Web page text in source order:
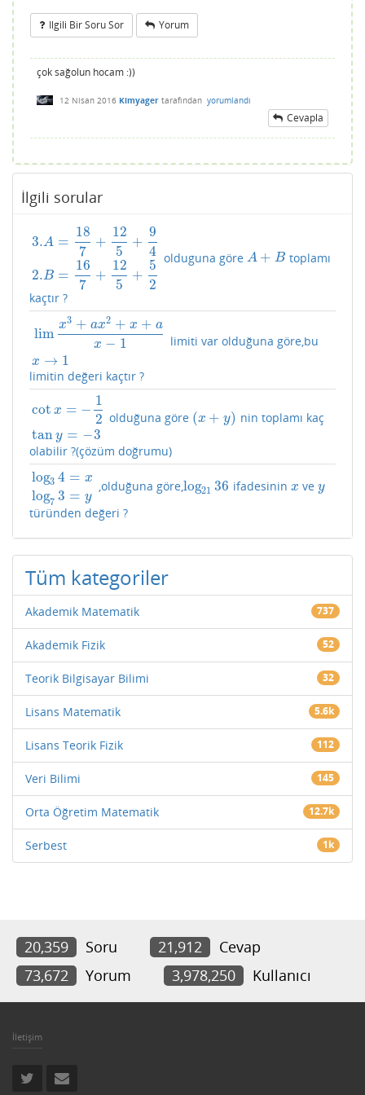
Ilgili Bir Soru Sor Yorum
çok sağolun hocam :))
12 Nisan 2016 Kimyager tarafından yorumlandı
Cevapla
İlgili sorular
3.A =
18
7
+
12
5
+
9
4
2.B =
16
7
+
12
5
+
5
2
+12 42. 167 +125+52
olduguna göre A + B
A+ B toplamı
kaçtır ?
lim x3 + ax2 + x + a
x − 1
x → 1
limx3 x+ ax −1 limiti var olduğuna göre,bu
limitin değeri kaçtır ?
cot x = −
1
2
tany = −3
cot x =− y= −3
olduğuna göre (x + y)
(x+ y) nin toplamı kaç
olabilir ?(çözüm doğrumu)
log3 4 = x
log7 3 = y
log34 = 3=y
,olduğuna göre,log21 36
log21 36 ifadesinin x
x vey
y
türünden değeri ?
Tüm kategoriler
Akademik Matematik 737
Akademik Fizik 52
Teorik Bilgisayar Bilimi 32
Lisans Matematik 5.6k
Lisans Teorik Fizik 112
Veri Bilimi 145
Orta Öğretim Matematik 12.7k
Serbest 1k
20,359 Soru 21,912
Cevap
73,672
Yorum 3,978,250 Kullanıcı
İletişim